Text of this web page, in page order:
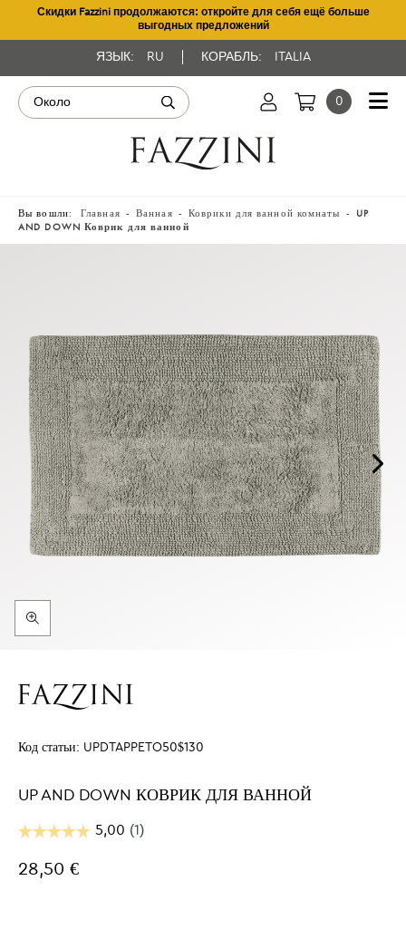
Скидки Fazzini продолжаются: откройте для себя ещё больше
выгодных предложений
ЯЗЫК: RU КОРАБЛЬ: ITALIA
0
Вы вошли: Главная Ванная Коврики для ванной комнаты
UP
AND DOWN Коврик для ванной
Код статьи: UPDTAPPETO50$130
UP AND DOWN КОВРИК ДЛЯ ВАННОЙ
28,50 €